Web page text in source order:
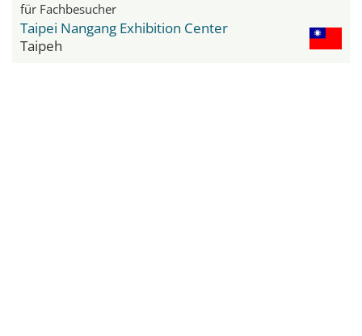
für Fachbesucher
Taipei Nangang Exhibition Center
Taipeh